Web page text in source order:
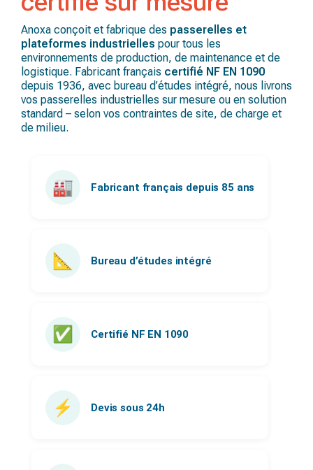
Anoxa conçoit et fabrique des passerelles et
plateformes industrielles pour tous les
environnements de production, de maintenance et de
logistique. Fabricant français certifié NF EN 1090
depuis 1936, avec bureau d’études intégré, nous livrons
vos passerelles industrielles sur mesure ou en solution
standard – selon vos contraintes de site, de charge et
de milieu.
🏭 Fabricant français depuis 85 ans
📐 Bureau d’études intégré
✅ Certifié NF EN 1090
⚡ Devis sous 24h